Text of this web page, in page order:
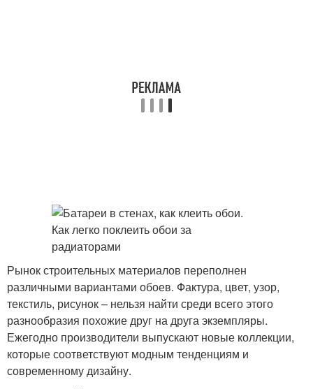
Рынок строительных материалов переполнен
различными вариантами обоев. Фактура, цвет, узор,
текстиль, рисунок – нельзя найти среди всего этого
разнообразия похожие друг на друга экземпляры.
Ежегодно производители выпускают новые коллекции,
которые соответствуют модным тенденциям и
современному дизайну.